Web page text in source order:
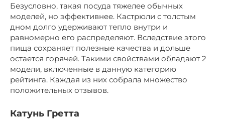
Безусловно, такая посуда тяжелее обычных
моделей, но эффективнее. Кастрюли с толстым
дном долго удерживают тепло внутри и
равномерно его распределяют. Вследствие этого
пища сохраняет полезные качества и дольше
остается горячей. Такими свойствами обладают 2
модели, включенные в данную категорию
рейтинга. Каждая из них собрала множество
положительных отзывов.
Катунь Гретта